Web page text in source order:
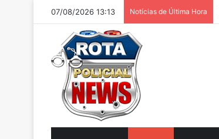
07/08/2026 13:13 Notícias de Última Hora